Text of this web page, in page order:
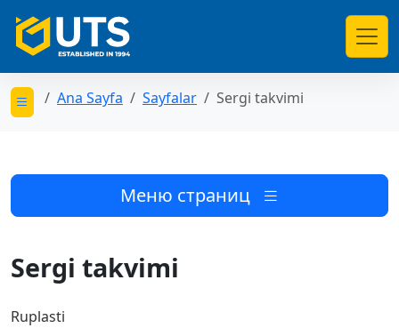
Открыть меню категорий
Ana Sayfa Sayfalar Sergi takvimi
Меню страниц
Sergi takvimi
Ruplasti